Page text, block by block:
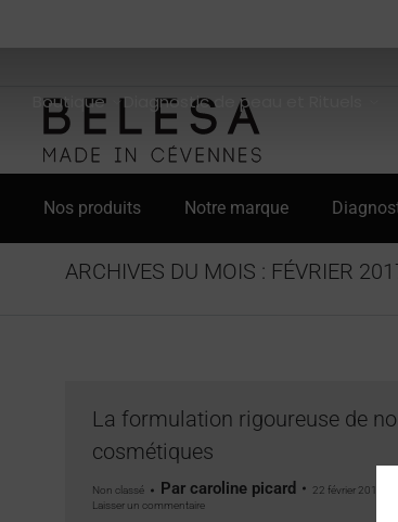
Boutique Diagnostic de peau et Rituels
Nos produits Notre marque
ARCHIVES DU MOIS : FÉVRIER
La formulation rigoureuse de
cosmétiques
Non classé Par caroline picard
22 février 2017
Laisser un commentaire